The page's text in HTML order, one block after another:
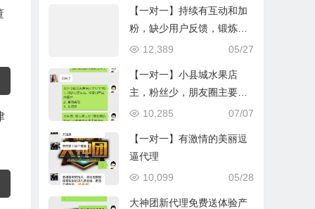
【一对一】持续有互动和加
粉，缺少用户反馈，锻炼讲
课能力
05/27
12,389
【一对一】小县城水果店
主，粉丝少，朋友圈主要是
产品，缺少个人和反馈 07/07
10,285
【一对一】有激情的美丽逗
逼代理
05/28
10,099
大神团新代理免费送体验产